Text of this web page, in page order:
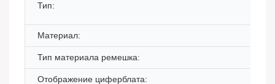
Тип:
Материал:
Тип материала ремешка:
Отображение циферблата: